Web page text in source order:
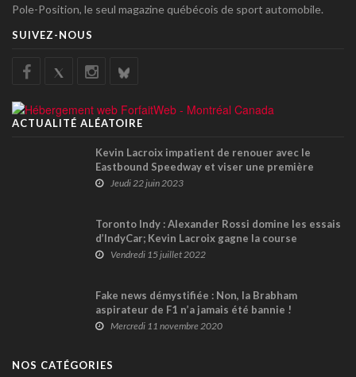
Pole-Position, le seul magazine québécois de sport automobile.
SUIVEZ-NOUS
ACTUALITÉ ALÉATOIRE
Kevin Lacroix impatient de renouer avec le
Eastbound Speedway et viser une première
victoire 2023 en NASCAR Pinty's
Jeudi 22 juin 2023
Toronto Indy : Alexander Rossi domine les essais
d’IndyCar; Kevin Lacroix gagne la course
NASCAR Pinty’s
Vendredi 15 juillet 2022
Fake news démystifiée : Non, la Brabham
aspirateur de F1 n’a jamais été bannie !
Mercredi 11 novembre 2020
NOS CATÉGORIES